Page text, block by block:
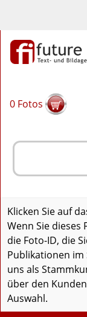
0 Fotos
Klicken Sie auf
Wenn Sie dieses
die Foto-ID, die
Publikationen im
uns als
über den
Auswahl.